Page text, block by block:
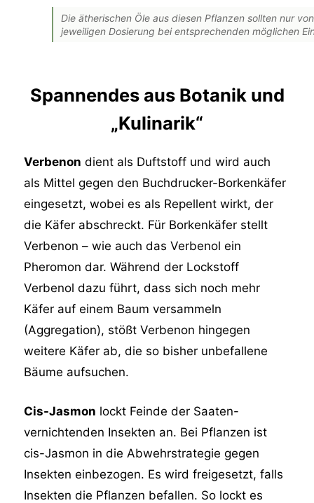
Die ätherischen Öle aus diesen Pflanzen sollten nur
jeweiligen Dosierung bei entsprechenden möglichen
Spannendes aus Botanik und
„Kulinarik“
Verbenon dient als Duftstoff und wird auch
als Mittel gegen den Buchdrucker-Borkenkäfer
eingesetzt, wobei es als Repellent wirkt, der
die Käfer abschreckt. Für Borkenkäfer stellt
Verbenon – wie auch das Verbenol ein
Pheromon dar. Während der Lockstoff
Verbenol dazu führt, dass sich noch mehr
Käfer auf einem Baum versammeln
(Aggregation), stößt Verbenon hingegen
weitere Käfer ab, die so bisher unbefallene
Bäume aufsuchen.
Cis-Jasmon lockt Feinde der Saaten-
vernichtenden Insekten an. Bei Pflanzen ist
cis-Jasmon in die Abwehrstrategie gegen
Insekten einbezogen. Es wird freigesetzt, falls
Insekten die Pflanzen befallen. So lockt es